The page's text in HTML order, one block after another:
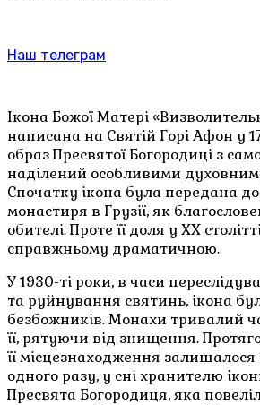
Наш телеграм
Ікона Божої Матері
написана на Святій Горі Афон у
образ Пресвятої Богородиці з
наділений особливими
Спочатку ікона була передана
монастиря в Грузії, як
обителі. Проте її доля у XX
справжньому драматичною.
У 1930-ті роки, в часи
та руйнування святинь, ікона
безбожників. Монахи тривалий
її, рятуючи від знищення.
її місцезнаходження
одного разу, у сні хранителю
Пресвята Богородиця, яка